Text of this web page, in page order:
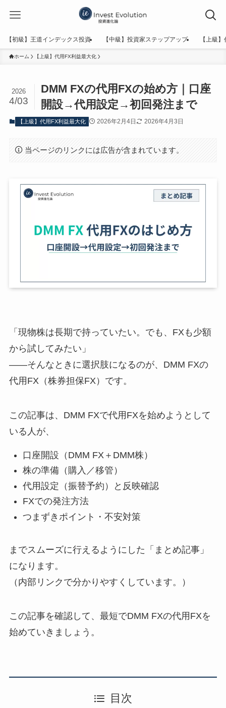
【初級】王道インデックス投資 【中級】投資家ステップアップ 【上級
ホーム 【上級】代用FX利益最大化
DMM FXの代用FXの始め方｜口座
開設→代用設定→初回発注まで
2026
4/03
【上級】代用FX利益最大化 2026年2月4日 2026年4月3日
当ページのリンクには広告が含まれています。
「現物株は長期で持っていたい。でも、FXも少額
から試してみたい」
——そんなときに選択肢になるのが、DMM FXの
代用FX（株券担保FX）です。
この記事は、DMM FXで代用FXを始めようとして
いる人が、
口座開設（DMM FX＋DMM株）
株の準備（購入／移管）
代用設定（振替予約）と反映確認
FXでの発注方法
つまずきポイント・不安対策
までスムーズに行えるようにした「まとめ記事」
になります。
（内部リンクで分かりやすくしています。）
この記事を確認して、最短でDMM FXの代用FXを
始めていきましょう。
目次